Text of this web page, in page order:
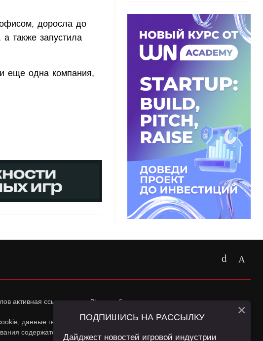
доросла до
также запустила
еще одна компания,
активная ссылка наapp2top.ruобязательна.
данные геолокации Пользователей сайта и сервис «Яндекс
содержатся в
Политике конфиденциальностии
ПОДПИШИСЬ НА РАССЫЛКУ
Дайджест новостей игровой индустрии
×